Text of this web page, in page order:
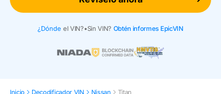
¿Dónde el VIN?•Sin VIN? Obtén informes EpicVIN
Inicio Decodificador VIN Nissan Titan